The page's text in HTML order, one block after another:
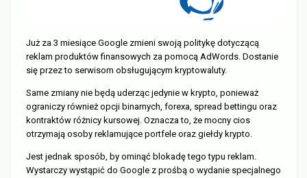
Już za 3 miesiące Google zmieni swoją politykę dotyczącą
reklam produktów finansowych za pomocą AdWords. Dostanie
się przez to serwisom obsługującym kryptowaluty.
Same zmiany nie będą uderząc jedynie w krypto, ponieważ
ograniczy również opcji binarnych, forexa, spread bettingu oraz
kontraktów różnicy kursowej. Oznacza to, że mocny cios
otrzymają osoby reklamujące portfele oraz giełdy krypto.
Jest jednak sposób, by ominąć blokadę tego typu reklam.
Wystarczy wystąpić do Google z prośbą o wydanie specjalnego